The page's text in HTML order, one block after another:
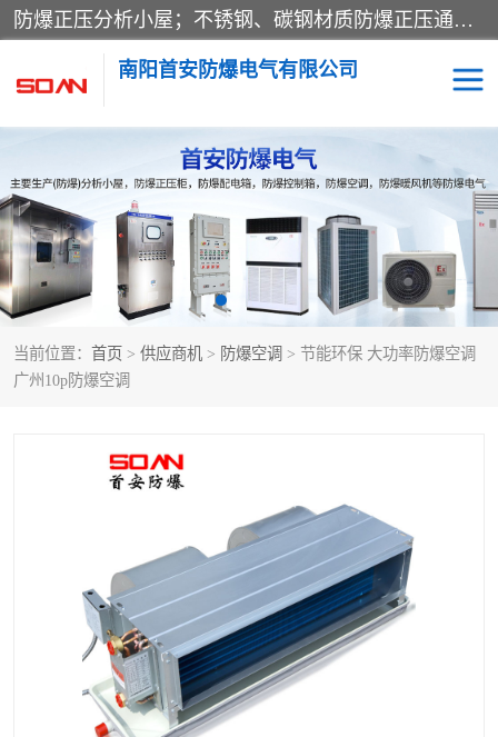
防爆正压分析小屋；不锈钢、碳钢材质防爆正压通风柜，分上下、左右、外挂三种款式；立式、挂式防爆配电柜体；不锈钢、碳钢防爆变频、磁力、星三角启动器；不锈钢、碳钢、铸铝防爆控制箱柜；可操作按键、多块式防爆仪表箱；多材质防爆接线箱；台式防爆电脑、防爆监视器。产品适配石油、化工、煤炭、电力、纺织、酿酒、航天、铁路、冶金、船舶、消防、市政等多行业工况使用。
南阳首安防爆电气有限公司
当前位置： 首页 > 供应商机 > 防爆空调 > 节能环保 大功率防爆空调
广州10p防爆空调
防爆小屋 防爆正压柜
防爆空调 防爆配电箱
防爆控制箱 防爆接线箱
防爆操作柱 防爆监视显示器